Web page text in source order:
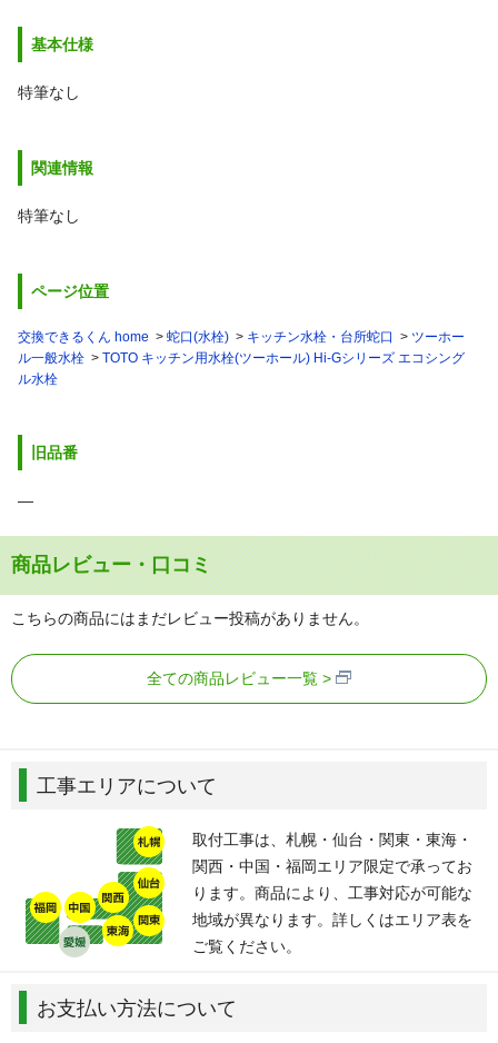
基本仕様
特筆なし
関連情報
特筆なし
ページ位置
交換できるくん home 蛇口(水栓) キッチン水栓・台所蛇口
ツーホー
ル一般水栓
TOTO キッチン用水栓(ツーホール) Hi-Gシリーズ エコシング
ル水栓
旧品番
―
商品レビュー・口コミ
こちらの商品にはまだレビュー投稿がありません。
全ての商品レビュー一覧
工事エリアについて
取付工事は、札幌・仙台・関東・東海・
関西・中国・福岡エリア限定で承ってお
ります。商品により、工事対応が可能な
地域が異なります。詳しくはエリア表を
ご覧ください。
お支払い方法について